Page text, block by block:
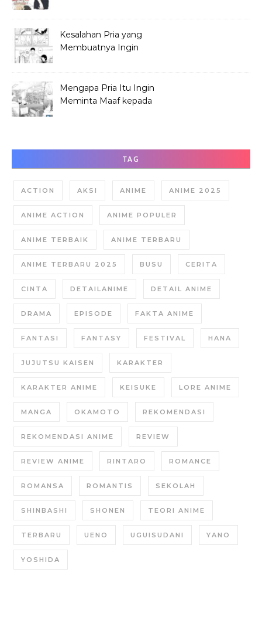
Kesalahan Pria yang
Membuatnya Ingin
Mengapa Pria Itu Ingin
Meminta Maaf kepada
TAG
ACTION AKSI ANIME ANIME 2025
ANIME ACTION ANIME POPULER
ANIME TERBAIK ANIME TERBARU
ANIME TERBARU 2025 BUSU CERITA
CINTA DETAILANIME DETAIL ANIME
DRAMA EPISODE FAKTA ANIME
FANTASI FANTASY FESTIVAL HANA
JUJUTSU KAISEN KARAKTER
KARAKTER ANIME KEISUKE LORE ANIME
MANGA OKAMOTO REKOMENDASI
REKOMENDASI ANIME REVIEW
REVIEW ANIME RINTARO ROMANCE
ROMANSA ROMANTIS SEKOLAH
SHINBASHI SHONEN TEORI ANIME
TERBARU UENO UGUISUDANI YANO
YOSHIDA